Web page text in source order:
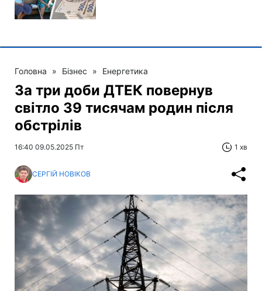
Головна » Бізнес » Енергетика
За три доби ДТЕК повернув
світло 39 тисячам родин після
обстрілів
16:40 09.05.2025 Пт 1 хв
СЕРГІЙ НОВІКОВ